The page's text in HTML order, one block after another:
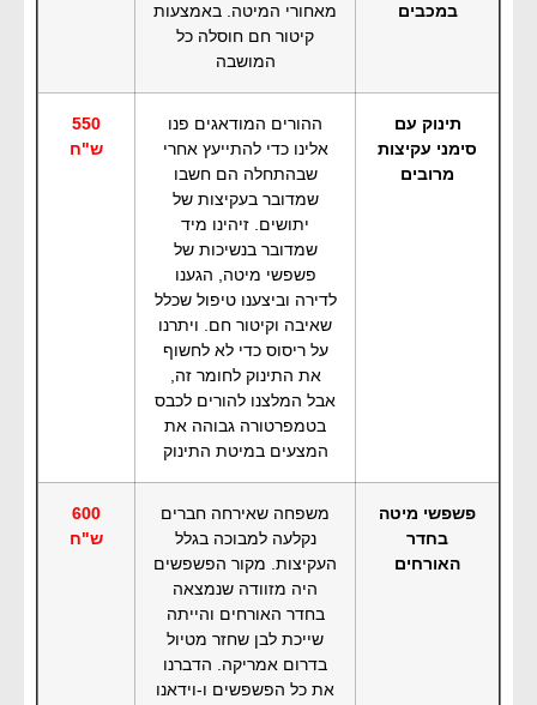
במכבים
מאחורי המיטה. באמצעות
קיטור חם חוסלה כל
המושבה
תינוק עם
סימני עקיצות
מרובים
ההורים המודאגים פנו
אלינו כדי להתייעץ אחרי
שבהתחלה הם חשבו
שמדובר בעקיצות של
יתושים. זיהינו מיד
שמדובר בנשיכות של
פשפשי מיטה, הגענו
לדירה וביצענו טיפול שכלל
שאיבה וקיטור חם. ויתרנו
על ריסוס כדי לא לחשוף
את התינוק לחומר זה,
אבל המלצנו להורים לכבס
בטמפרטורה גבוהה את
המצעים במיטת התינוק
550
ש"ח
פשפשי מיטה
בחדר
האורחים
משפחה שאירחה חברים
נקלעה למבוכה בגלל
העקיצות. מקור הפשפשים
היה מזוודה שנמצאה
בחדר האורחים והייתה
שייכת לבן שחזר מטיול
בדרום אמריקה. הדברנו
את כל הפשפשים ו-וידאנו
600
ש"ח